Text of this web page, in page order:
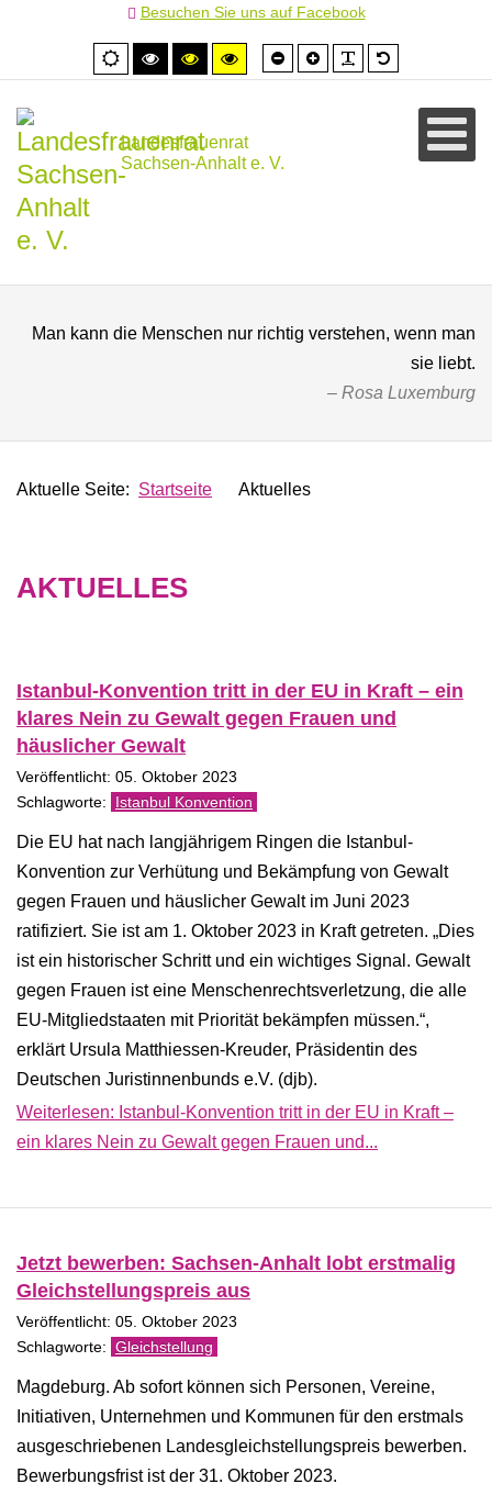
Besuchen Sie uns auf Facebook
Normale
Ansicht
Hoher
Kontrast
Hoher
Kontrast
Hoher
Kontrast
Schrift
kleiner
Schrift
größer
Landesfrauenrat
Sachsen-Anhalt e. V.
Man kann die Menschen nur richtig verstehen, wenn man
sie liebt.
Rosa Luxemburg
Aktuelle Seite: Startseite Aktuelles
AKTUELLES
Istanbul-Konvention tritt in der EU in Kraft – ein
klares Nein zu Gewalt gegen Frauen und
häuslicher Gewalt
Veröffentlicht: 05. Oktober 2023
Istanbul Konvention
Die EU hat nach langjährigem Ringen die Istanbul-
Konvention zur Verhütung und Bekämpfung von Gewalt
gegen Frauen und häuslicher Gewalt im Juni 2023
ratifiziert. Sie ist am 1. Oktober 2023 in Kraft getreten. „Dies
ist ein historischer Schritt und ein wichtiges Signal. Gewalt
gegen Frauen ist eine Menschenrechtsverletzung, die alle
EU-Mitgliedstaaten mit Priorität bekämpfen müssen.“,
erklärt Ursula Matthiessen-Kreuder, Präsidentin des
Deutschen Juristinnenbunds e.V. (djb).
Weiterlesen: Istanbul-Konvention tritt in der EU in Kraft –
ein klares Nein zu Gewalt gegen Frauen und...
Jetzt bewerben: Sachsen-Anhalt lobt erstmalig
Gleichstellungspreis aus
Veröffentlicht: 05. Oktober 2023
Gleichstellung
Magdeburg. Ab sofort können sich Personen, Vereine,
Initiativen, Unternehmen und Kommunen für den erstmals
ausgeschriebenen Landesgleichstellungspreis bewerben.
Bewerbungsfrist ist der 31. Oktober 2023.